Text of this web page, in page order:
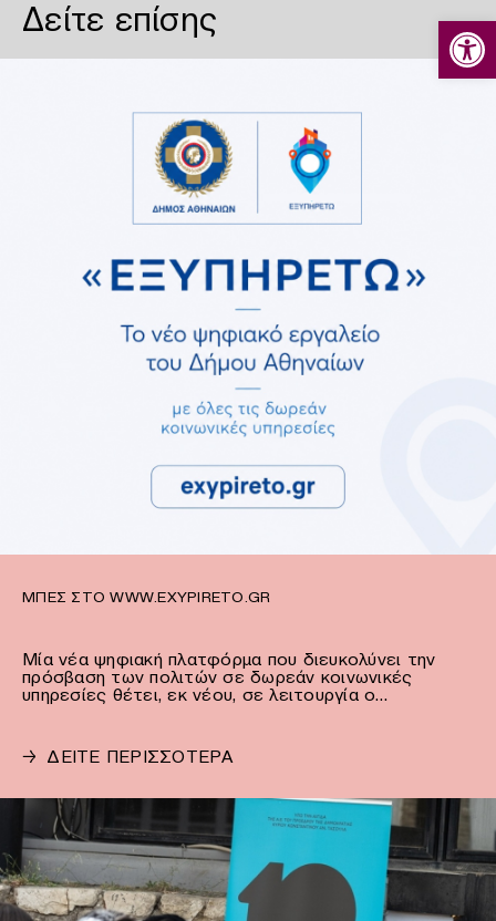
Δείτε επίσης
ΜΠΕΣ ΣΤΟ WWW.EXYPIRETO.GR
Μία νέα ψηφιακή πλατφόρμα που διευκολύνει την
πρόσβαση των πολιτών σε δωρεάν κοινωνικές
υπηρεσίες θέτει, εκ νέου, σε λειτουργία ο…
→ ΔΕΙΤΕ ΠΕΡΙΣΣΟΤΕΡΑ